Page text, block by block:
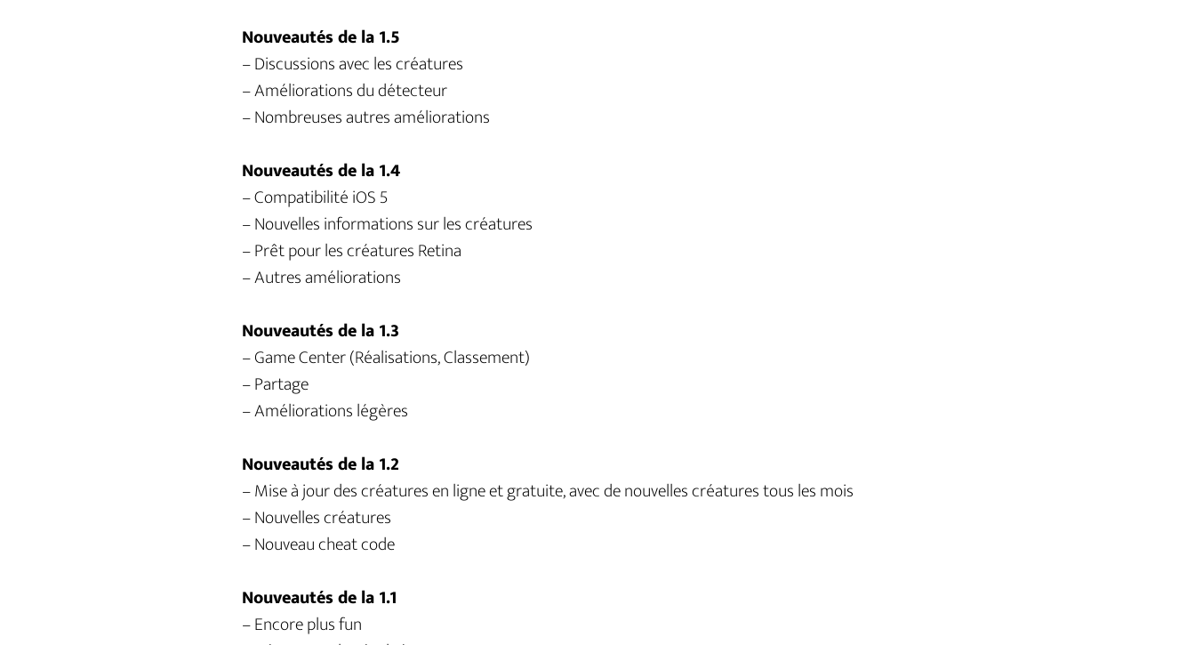
Nouveautés de la 1.5
– Discussions avec les créatures
– Améliorations du détecteur
– Nombreuses autres améliorations
Nouveautés de la 1.4
– Compatibilité iOS 5
– Nouvelles informations sur les créatures
– Prêt pour les créatures Retina
– Autres améliorations
Nouveautés de la 1.3
– Game Center (Réalisations, Classement)
– Partage
– Améliorations légères
Nouveautés de la 1.2
– Mise à jour des créatures en ligne et gratuite, avec de nouvelles créatures tous les mois
– Nouvelles créatures
– Nouveau cheat code
Nouveautés de la 1.1
– Encore plus fun